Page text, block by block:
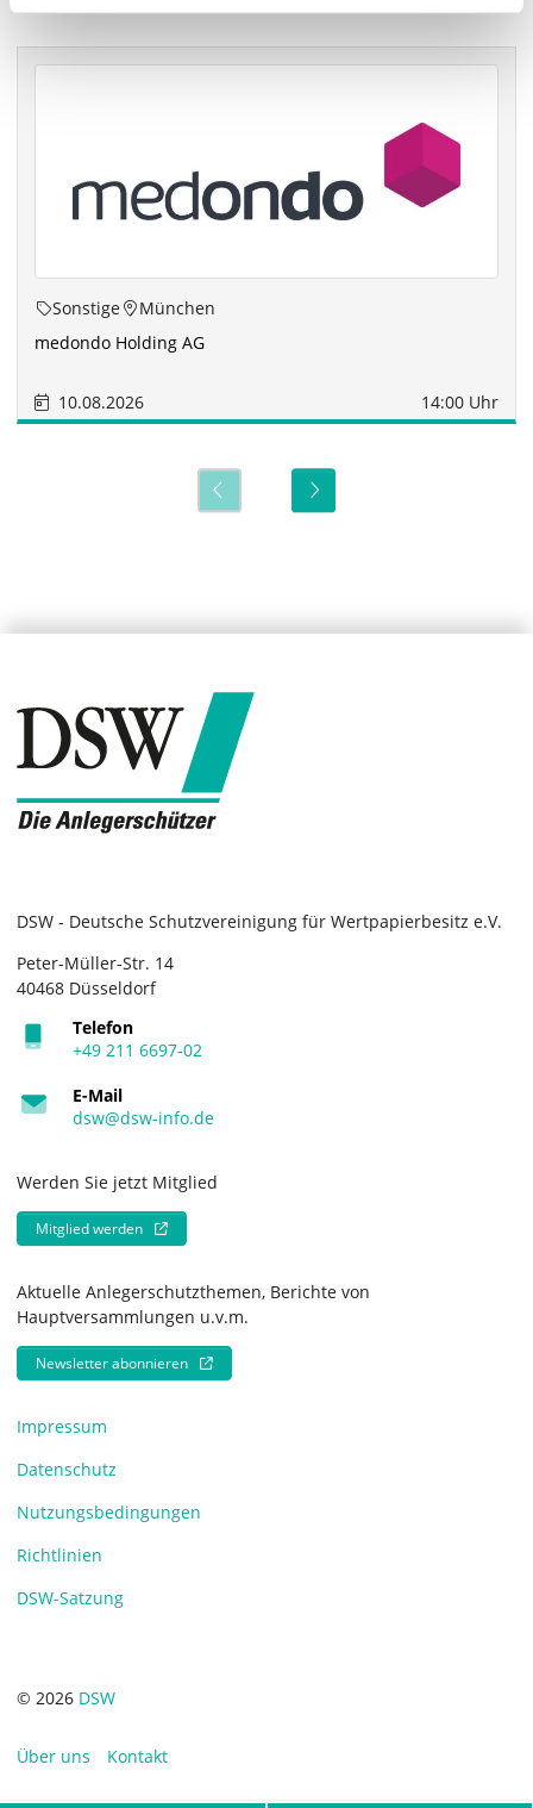
Sonstige
München
medondo Holding AG
10.08.2026 14:00 Uhr
DSW - Deutsche Schutzvereinigung für Wertpapierbesitz e.V.
Peter-Müller-Str. 14
40468 Düsseldorf
Telefon
+49 211 6697-02
E-Mail
dsw@dsw-info.de
Werden Sie jetzt Mitglied
Mitglied werden
Aktuelle Anlegerschutzthemen, Berichte von
Hauptversammlungen u.v.m.
Newsletter abonnieren
Impressum
Datenschutz
Nutzungsbedingungen
Richtlinien
DSW-Satzung
© 2026 DSW
Über uns Kontakt